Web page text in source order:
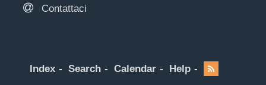
Contattaci
Index Search Calendar Help